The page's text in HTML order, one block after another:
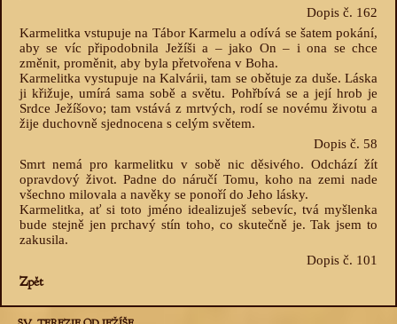
Dopis č. 162
Karmelitka vstupuje na Tábor Karmelu a odívá se šatem pokání,
aby se víc připodobnila Ježíši a – jako On – i ona se chce
změnit, proměnit, aby byla přetvořena v Boha.
Karmelitka vystupuje na Kalvárii, tam se obětuje za duše. Láska
ji křižuje, umírá sama sobě a světu. Pohřbívá se a její hrob je
Srdce Ježíšovo; tam vstává z mrtvých, rodí se novému životu a
žije duchovně sjednocena s celým světem.
Dopis č. 58
Smrt nemá pro karmelitku v sobě nic děsivého. Odchází žít
opravdový život. Padne do náručí Tomu, koho na zemi nade
všechno milovala a navěky se ponoří do Jeho lásky.
Karmelitka, ať si toto jméno idealizuješ sebevíc, tvá myšlenka
bude stejně jen prchavý stín toho, co skutečně je. Tak jsem to
zakusila.
Dopis č. 101
Zpět